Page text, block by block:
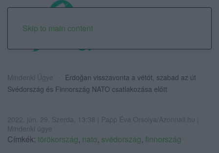
Skip to main content
Mindenki Ügye
Erdoğan visszavonta a vétót, szabad az út
Svédország és Finnország NATO csatlakozása előtt
2022. jún. 29. Szerda, 13:38 | Papp Éva Orsolya/Azonnali.hu |
Mindenki ügye
Címkék: törökország, nato, svédország, finnország